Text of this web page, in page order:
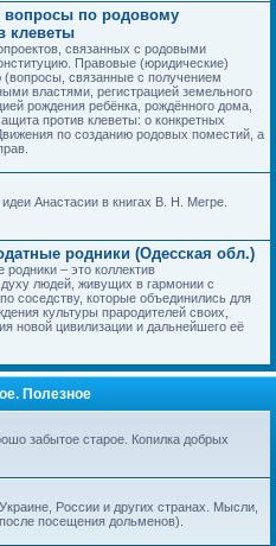
вопросы по родовому
клеветы
связанных с родовыми
Правовые (юридические)
связанные с получением
властями, регистрацией земельного
рождения ребёнка, рождённого дома,
против клеветы: о конкретных
по созданию родовых поместий, а
Анастасии в книгах В. Н. Мегре.
родники (Одесская обл.)
– это коллектив
людей, живущих в гармонии с
соседству, которые объединились для
культуры прародителей своих,
новой цивилизации и дальнейшего её
Полезное
забытое старое. Копилка добрых
России и других странах. Мысли,
посещения дольменов).